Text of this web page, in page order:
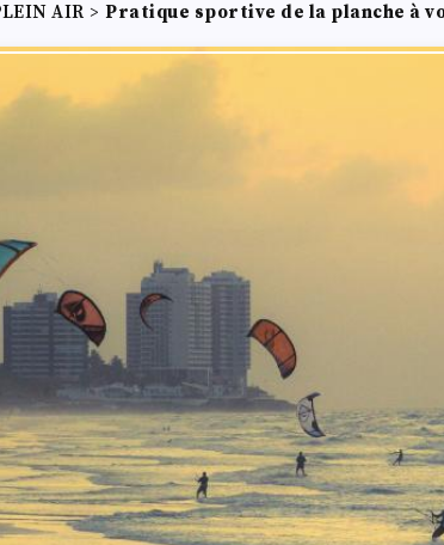
AIR > Pratique sportive de la planche à